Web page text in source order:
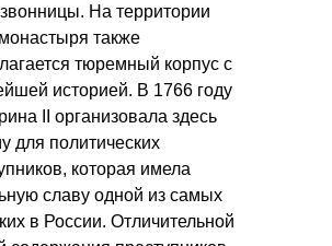
звонницы. На территории
также
тюремный корпус с
историей. В 1766 году
II организовала здесь
для политических
которая имела
славу одной из самых
в России. Отличительной